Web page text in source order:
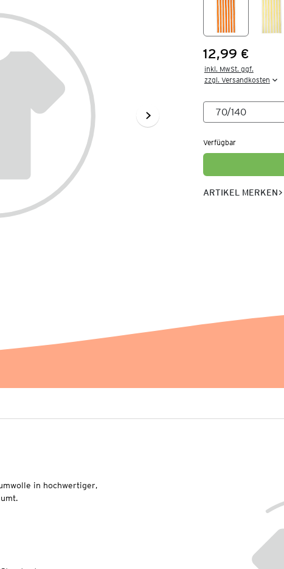
Preis:
12,99 €
inkl. MwSt. ggf.
zzgl. Versandkosten
Verfügbar
ARTIKEL MERKEN
in hochwertiger,